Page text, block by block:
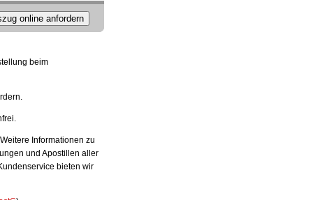
online anfordern
beim
Informationen zu
und Apostillen aller
bieten wir